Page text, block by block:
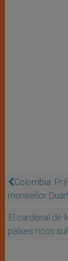
Colombia:
monseñor
El cardenal de
países ricos